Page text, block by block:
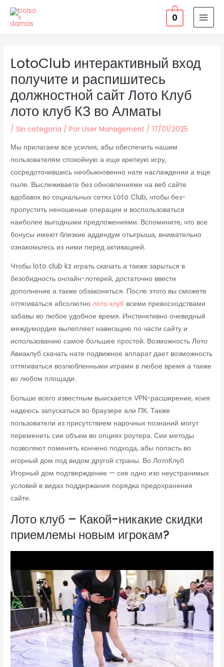
0
LotoClub интерактивный вход
получите и распишитесь
должностной сайт Лото Клуб
лото клуб КЗ во Алматы
/Sin categoría / PorUser Management /17/01/2025
Мы прилагаем все усилия, абы обеспечить нашим
пользователям спокойную а еще крепкую игру,
сосредоточившись необыкновенно нате наслаждении а еще
пыле. Выслеживаете без обновлениями на веб сайте
вдобавок во социальных сетях Loto Club, чтобы без-
пропустить неношеные операции и воспользоваться
наиболее выгодными предложениями. Вспомините, что все
бонусы имеют близкие аддендум отыгрыша, внимательно
ознакомьтесь из ними перед активацией.
Чтобы loto club kz играть скачать а также зарыться в
безобидность онлайн-лотерей, достаточно ввести
дополнение а также обзакониться. После этого вы сможете
оттягиваться абсолютнолото клуб всеми превосходствами
забавы во любое удобное время. Инстинктивно очевидный
междумордие вылепляет навигацию по части сайту и
использованию самое большее простой. Возможность Лото
Авиаклуб скачать нате подвижное аппарат дает возможность
оттягиваться возлюбленными играми в любое время а также
во любом площади.
Больше всего известным выискается VPN-расширение, коия
надеюсь запускаться во браузере али ПК. Также
пользователи из присутствием нарочных познаний могут
переменить сии объем во опциях роутера. Сии методы
позволяют поменять кончено подхода, абы попасть во
игорный дом под видом другой страны. Во ЛотоКлуб
Игорный дом подтверждение — сие одно изо неустранимых
условий в видах поддержания порядка предохранения
сайте.
Лото клуб – Какой-никакие скидки
приемлемы новым игрокам?